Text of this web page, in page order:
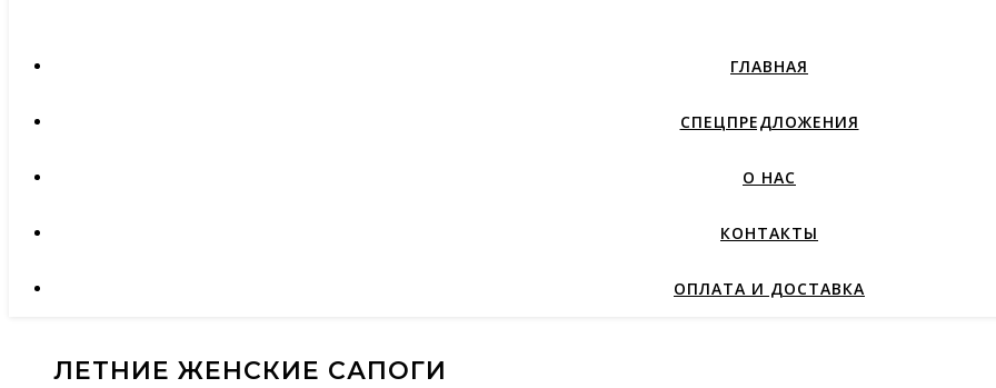
ГЛАВНАЯ
СПЕЦПРЕДЛОЖЕНИЯ
О НАС
КОНТАКТЫ
ОПЛАТА И ДОСТАВКА
ЛЕТНИЕ ЖЕНСКИЕ САПОГИ